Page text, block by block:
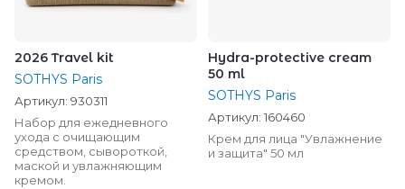
2026 Travel kit
SOTHYS Paris
Артикул: 930311
Набор для ежедневного
ухода с очищающим
средством, сывороткой,
маской и увлажняющим
кремом.
Hydra-protective cream
50 ml
SOTHYS Paris
Артикул: 160460
Крем для лица "Увлажнение
и защита" 50 мл